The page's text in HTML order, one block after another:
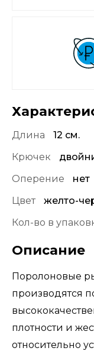
Длина
12 см.
Крючек
Оперение
нет
Цвет
желто-
Кол-во в
Описание
Поролоновые
производятся
плотности и
относительно